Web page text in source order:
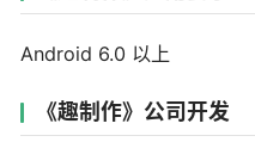
Android 6.0 以上
《趣制作》公司开发